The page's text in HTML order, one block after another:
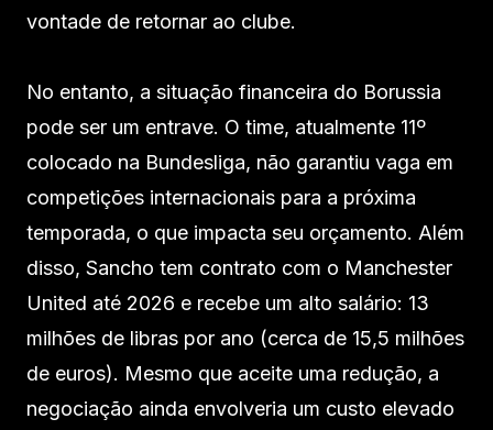
vontade de retornar ao clube.
No entanto, a situação financeira do Borussia
pode ser um entrave. O time, atualmente 11º
colocado na Bundesliga, não garantiu vaga em
competições internacionais para a próxima
temporada, o que impacta seu orçamento. Além
disso, Sancho tem contrato com o Manchester
United até 2026 e recebe um alto salário: 13
milhões de libras por ano (cerca de 15,5 milhões
de euros). Mesmo que aceite uma redução, a
negociação ainda envolveria um custo elevado